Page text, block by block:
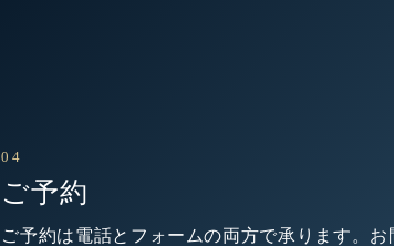
04
ご予約
ご予約は電話とフォームの両方で承ります。お